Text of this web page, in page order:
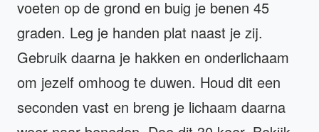
voeten op de grond en buig je benen 45
graden. Leg je handen plat naast je zij.
Gebruik daarna je hakken en onderlichaam
om jezelf omhoog te duwen. Houd dit een
seconden vast en breng je lichaam daarna